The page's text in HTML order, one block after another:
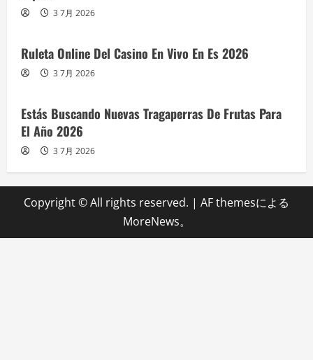
3 7月 2026
Ruleta Online Del Casino En Vivo En Es 2026
3 7月 2026
Estás Buscando Nuevas Tragaperras De Frutas Para
El Año 2026
3 7月 2026
Copyright © All rights reserved. | AF themesによる
MoreNews。